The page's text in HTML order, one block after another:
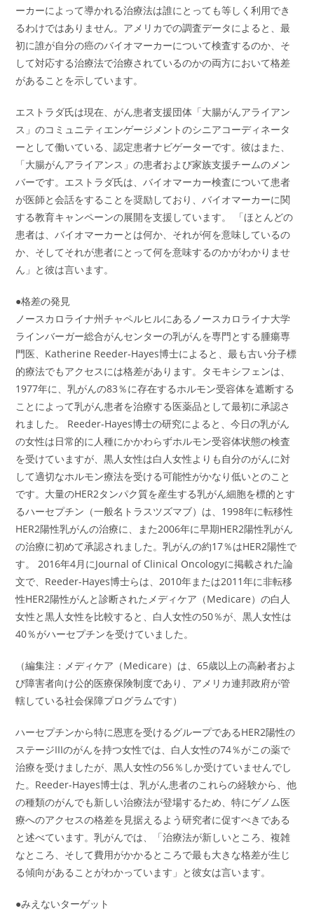
ーカーによって導かれる治療法は誰にとっても等しく利用でき
るわけではありません。アメリカでの調査データによると、最
初に誰が自分の癌のバイオマーカーについて検査するのか、そ
して対応する治療法で治療されているのかの両方において格差
があることを示しています。
エストラダ氏は現在、がん患者支援団体「大腸がんアライアン
ス」のコミュニティエンゲージメントのシニアコーディネータ
ーとして働いている、認定患者ナビゲーターです。彼はまた、
「大腸がんアライアンス」の患者および家族支援チームのメン
バーです。エストラダ氏は、バイオマーカー検査について患者
が医師と会話をすることを奨励しており、バイオマーカーに関
する教育キャンペーンの展開を支援しています。 「ほとんどの
患者は、バイオマーカーとは何か、それが何を意味しているの
か、そしてそれが患者にとって何を意味するのかがわかりませ
ん」と彼は言います。
●格差の発見
ノースカロライナ州チャペルヒルにあるノースカロライナ大学
ラインバーガー総合がんセンターの乳がんを専門とする腫瘍専
門医、Katherine Reeder-Hayes博士によると、最も古い分子標
的療法でもアクセスには格差があります。タモキシフェンは、
1977年に、乳がんの83％に存在するホルモン受容体を遮断する
ことによって乳がん患者を治療する医薬品として最初に承認さ
れました。 Reeder-Hayes博士の研究によると、今日の乳がん
の女性は日常的に人種にかかわらずホルモン受容体状態の検査
を受けていますが、黒人女性は白人女性よりも自分のがんに対
して適切なホルモン療法を受ける可能性がかなり低いとのこと
です。大量のHER2タンパク質を産生する乳がん細胞を標的とす
るハーセプチン（一般名トラスツズマブ）は、1998年に転移性
HER2陽性乳がんの治療に、また2006年に早期HER2陽性乳がん
の治療に初めて承認されました。乳がんの約17％はHER2陽性で
す。 2016年4月にJournal of Clinical Oncologyに掲載された論
文で、Reeder-Hayes博士らは、2010年または2011年に非転移
性HER2陽性がんと診断されたメディケア（Medicare）の白人
女性と黒人女性を比較すると、白人女性の50％が、黒人女性は
40％がハーセプチンを受けていました。
（編集注：メディケア（Medicare）は、65歳以上の高齢者およ
び障害者向け公的医療保険制度であり、アメリカ連邦政府が管
轄している社会保障プログラムです）
ハーセプチンから特に恩恵を受けるグループであるHER2陽性の
ステージIIIのがんを持つ女性では、白人女性の74％がこの薬で
治療を受けましたが、黒人女性の56％しか受けていませんでし
た。Reeder-Hayes博士は、乳がん患者のこれらの経験から、他
の種類のがんでも新しい治療法が登場するため、特にゲノム医
療へのアクセスの格差を見据えるよう研究者に促すべきである
と述べています。乳がんでは、「治療法が新しいところ、複雑
なところ、そして費用がかかるところで最も大きな格差が生じ
る傾向があることがわかっています」と彼女は言います。
●みえないターゲット